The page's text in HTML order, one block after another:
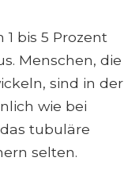
bis 5 Prozent
Menschen, die
sind in der
wie bei
tubuläre
selten.